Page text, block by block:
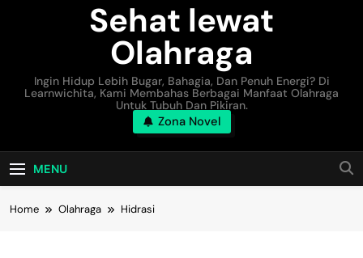
Sehat lewat
Olahraga
Ingin Hidup Lebih Bugar, Bahagia, Dan Penuh Energi? Di
Learnwichita, Kami Membahas Berbagai Manfaat Olahraga
Untuk Tubuh Dan Pikiran.
Zona Novel
MENU
Home Olahraga Hidrasi